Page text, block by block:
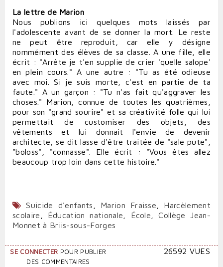
La lettre de Marion
Nous publions ici quelques mots laissés par
l'adolescente avant de se donner la mort. Le reste
ne peut être reproduit, car elle y désigne
nommément des élèves de sa classe. A une fille, elle
écrit : "Arrête je t'en supplie de crier 'quelle salope'
en plein cours." A une autre : "Tu as été odieuse
avec moi. Si je suis morte, c'est en partie de ta
faute." A un garçon : "Tu n'as fait qu'aggraver les
choses." Marion, connue de toutes les quatrièmes,
pour son "grand sourire" et sa créativité folle qui lui
permettait de customiser des objets, des
vêtements et lui donnait l'envie de devenir
architecte, se dit lasse d'être traitée de "sale pute",
"boloss", "connasse". Elle écrit : "Vous êtes allez
beaucoup trop loin dans cette histoire."
Suicide d'enfants Marion Fraisse
Harcèlement
scolaire
Éducation nationale École ,Collège Jean-
Monnet à Briis-sous-Forges
SE CONNECTER POUR PUBLIER
DES COMMENTAIRES
26592 VUES